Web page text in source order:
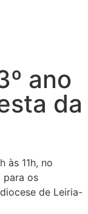
ano
da
às 11h, no
para os
de Leiria-